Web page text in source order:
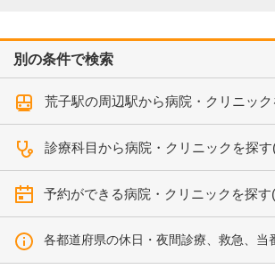
別の条件で検索
荒子駅の周辺駅から病院・クリニック
診療科目から病院・クリニックを探す
予約ができる病院・クリニックを探す
各都道府県の休日・夜間診療、救急、当